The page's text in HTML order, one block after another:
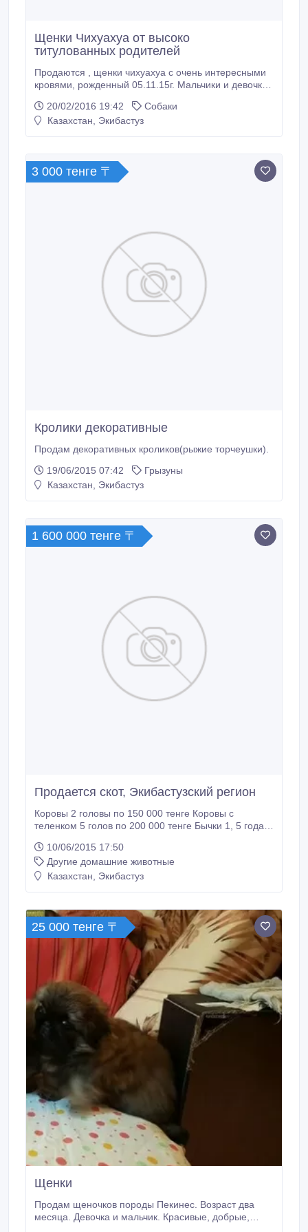
Щенки Чихуахуа от высоко
титулованных родителей
Продаются , щенки чихуахуа с очень интересными
кровями, рожденный 05.11.15г. Мальчики и девочки.
(http://ingrus.net/chihuahua/details.php?id=28265 сын
ЧЕвразии), М.: GRAND CLASSIK FANSY FANTASY
корректный хвост, хорошая анатомия и формат.
20/02/2016 19:42
Собаки
Казахстан, Экибастуз
3 000 тенге 〒
Кролики декоративные
Продам декоративных кроликов(рыжие торчеушки).
19/06/2015 07:42
Грызуны
Казахстан, Экибастуз
1 600 000 тенге 〒
Продается скот, Экибастузский регион
Коровы 2 головы по 150 000 тенге Коровы с
теленком 5 голов по 200 000 тенге Бычки 1, 5 года 3
Дом.тел: 8 (7187) 74-27-28.
10/06/2015 17:50
Другие домашние животные
Казахстан, Экибастуз
25 000 тенге 〒
Щенки
Продам щеночков породы Пекинес. Возраст два
месяца. Девочка и мальчик. Красивые, добрые,